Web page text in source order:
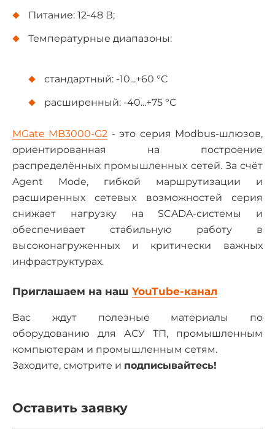
Питание: 12-48 В;
Температурные диапазоны:
стандартный: -10...+60 °C
расширенный: -40...+75 °C
MGate MB3000-G2 - это серия Modbus-шлюзов,
ориентированная на построение
распределённых промышленных сетей. За счёт
Agent Mode, гибкой маршрутизации и
расширенных сетевых возможностей серия
снижает нагрузку на SCADA-системы и
обеспечивает стабильную работу в
высоконагруженных и критически важных
инфраструктурах.
Приглашаем на наш YouTube-канал
Вас ждут полезные материалы по
оборудованию для АСУ ТП, промышленным
компьютерам и промышленным сетям.
Заходите, смотрите и подписывайтесь!
Оставить заявку